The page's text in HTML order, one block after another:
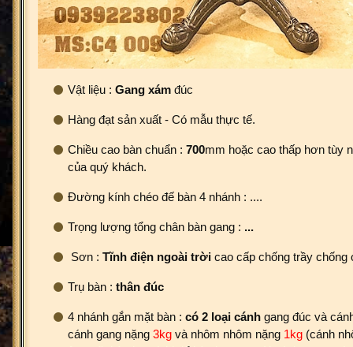
Vật liệu : Gang xám đúc
Hàng đạt sản xuất - Có mẫu thực tế.
Chiều cao bàn chuẩn : 700mm hoặc cao thấp hơn tùy
của quý khách.
Đường kính chéo đế bàn 4 nhánh : ....
Trọng lượng tổng chân bàn gang : ...
Sơn : Tĩnh điện ngoài trời cao cấp chống trầy chống
Trụ bàn : thân đúc
4 nhánh gắn mặt bàn : có 2 loại cánh gang đúc và
cánh gang nặng 3kg và nhôm nhôm nặng 1kg (cánh